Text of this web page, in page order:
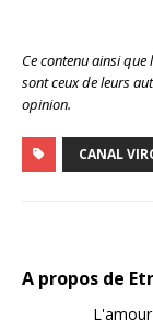
Ce contenu ainsi
sont ceux de leurs
opinion.
CANAL
A propos de